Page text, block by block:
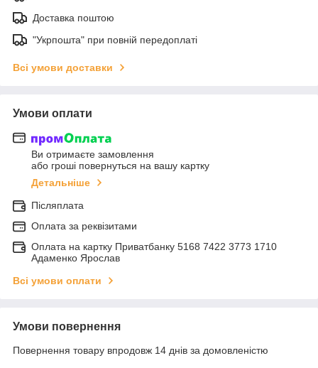
Доставка поштою
"Укрпошта" при повній передоплаті
Всі умови доставки
Умови оплати
Ви отримаєте замовлення
або гроші повернуться на вашу картку
Детальніше
Післяплата
Оплата за реквізитами
Оплата на картку Приватбанку 5168 7422 3773 1710
Адаменко Ярослав
Всі умови оплати
Умови повернення
Повернення товару впродовж 14 днів за домовленістю